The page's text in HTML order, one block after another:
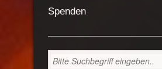
Spenden